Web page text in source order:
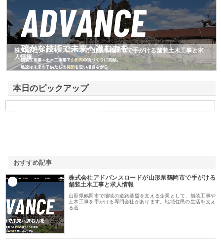
株式会社アドバンスロードが山形県鶴岡市で手がける舗装土木工事と求
人情報
本日のピックアップ
おすすめ記事
株式会社アドバンスロードが山形県鶴岡市で手がける
舗装土木工事と求人情報
山形県鶴岡市で地域の道路基盤を支える企業として、舗装工事や
土木工事を手がける専門会社があります。地域住民の生活を支え
る道…